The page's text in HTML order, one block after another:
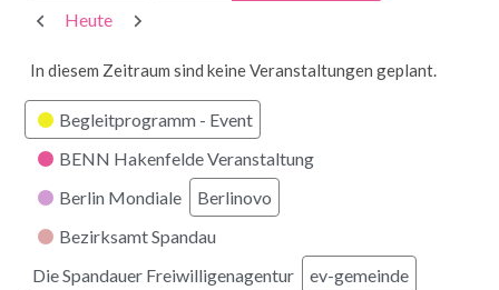
Zurück
Heute Weiter
In diesem Zeitraum sind keine Veranstaltungen geplant.
Kategorien
Begleitprogramm - Event
BENN Hakenfelde Veranstaltung
Berlin Mondiale
Berlinovo
Bezirksamt Spandau
Die Spandauer Freiwilligenagentur
ev-gemeinde